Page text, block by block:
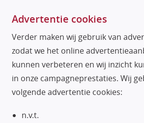
Advertentie cookies
Verder maken wij gebruik van
zodat we het online
kunnen verbeteren en wij inzicht
in onze campagneprestaties. Wij
volgende advertentie cookies:
n.v.t.